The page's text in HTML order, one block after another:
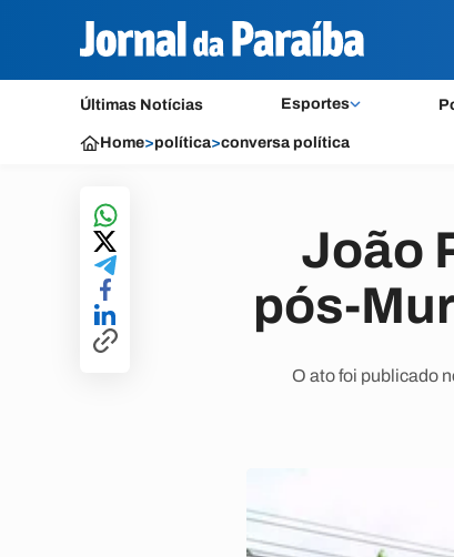
Últimas Notícias Esportes
Home>política>conversa política
João
pós-
O ato foi publicado